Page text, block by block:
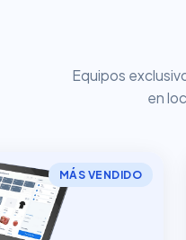
Equipos
en
MÁS VENDIDO